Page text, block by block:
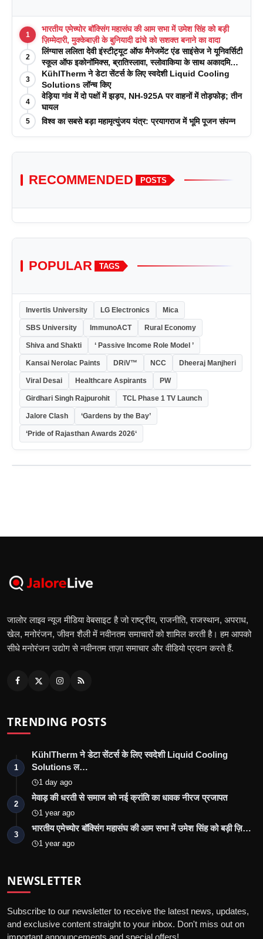
1
भारतीय एमेच्योर बॉक्सिंग महासंघ की आम सभा में उमेश सिंह को बड़ी
ज़िम्मेदारी, मुक्केबाज़ी के बुनियादी ढांचे को सशक्त बनाने का वादा
2
लिंग्यास ललिता देवी इंस्टीट्यूट ऑफ मैनेजमेंट एंड साइंसेज ने यूनिवर्सिटी
स्कूल ऑफ इकोनॉमिक्स, ब्रातिस्लावा, स्लोवाकिया के साथ अकादमिक
पत्रिकाओं में प्रकाशन रणनीतियों पर एक दिवसीय कार्यशाला का
आयोजन किया
3
KühlTherm ने डेटा सेंटर्स के लिए स्वदेशी Liquid Cooling
Solutions लॉन्च किए
4
वेड़िया गांव में दो पक्षों में झड़प, NH-925A पर वाहनों में तोड़फोड़; तीन
घायल
5 विश्व का सबसे बड़ा महामृत्युंजय यंत्र: प्रयागराज में भूमि पूजन संपन्न
RECOMMENDED POSTS
POPULAR TAGS
Invertis University LG Electronics Mica
SBS University ImmunoACT Rural Economy
Shiva and Shakti ‘ Passive Income Role Model ’
Kansai Nerolac Paints DRiV™ NCC Dheeraj Manjheri
Viral Desai Healthcare Aspirants PW
Girdhari Singh Rajpurohit TCL Phase 1 TV Launch
Jalore Clash ‘Gardens by the Bay’
‘Pride of Rajasthan Awards 2026‘
जालोर लाइव न्यूज मीडिया वेबसाइट है जो राष्ट्रीय, राजनीति, राजस्थान, अपराध,
खेल, मनोरंजन, जीवन शैली में नवीनतम समाचारों को शामिल करती है। हम आपको
सीधे मनोरंजन उद्योग से नवीनतम ताज़ा समाचार और वीडियो प्रदान करते हैं.
TRENDING POSTS
1
KühlTherm ने डेटा सेंटर्स के लिए स्वदेशी Liquid Cooling
Solutions ल…
1 day ago
2
मेवाड़ की धरती से समाज को नई क्रांति का धावक नीरज प्रजापत
1 year ago
3
भारतीय एमेच्योर बॉक्सिंग महासंघ की आम सभा में उमेश सिंह को बड़ी ज़ि…
1 year ago
NEWSLETTER
Subscribe to our newsletter to receive the latest news, updates,
and exclusive content straight to your inbox. Don't miss out on